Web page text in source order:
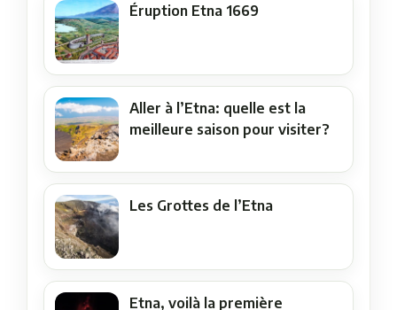
Éruption Etna 1669
Aller à l’Etna: quelle est la
meilleure saison pour visiter?
Les Grottes de l’Etna
Etna, voilà la première